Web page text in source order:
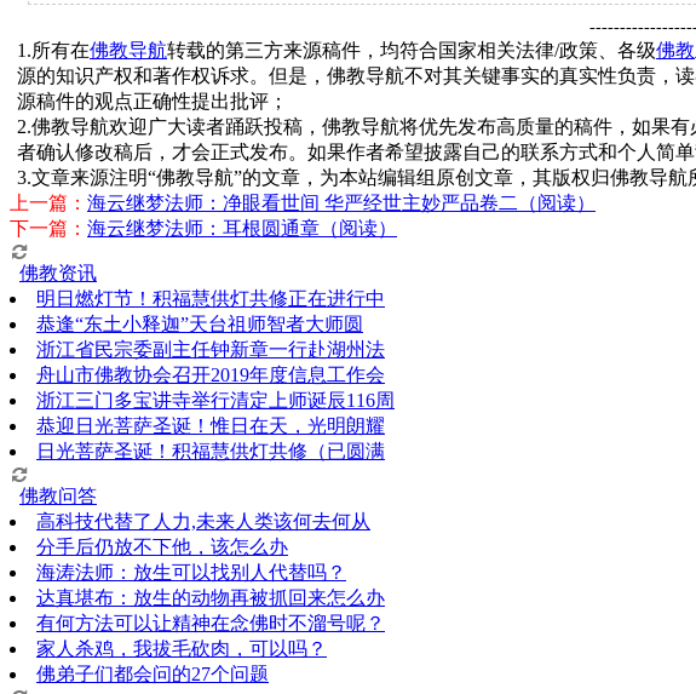
1.所有在佛教导航转载的第三方来源稿件，均符合国家相关法律/政策、各级佛教
源的知识产权和著作权诉求。但是，佛教导航不对其关键事实的真实性负责，
源稿件的观点正确性提出批评；
2.佛教导航欢迎广大读者踊跃投稿，佛教导航将优先发布高质量的稿件，如果
者确认修改稿后，才会正式发布。如果作者希望披露自己的联系方式和个人简
3.文章来源注明“佛教导航”的文章，为本站编辑组原创文章，其版权归佛教导
上一篇： 海云继梦法师：净眼看世间 华严经世主妙严品卷二（阅读）
下一篇： 海云继梦法师：耳根圆通章（阅读）
佛教资讯
明日燃灯节！积福慧供灯共修正在进行中
恭逢“东土小释迦”天台祖师智者大师圆
浙江省民宗委副主任钟新章一行赴湖州法
舟山市佛教协会召开2019年度信息工作会
浙江三门多宝讲寺举行清定上师诞辰116周
恭迎日光菩萨圣诞！惟日在天，光明朗耀
日光菩萨圣诞！积福慧供灯共修（已圆满
佛教问答
高科技代替了人力,未来人类该何去何从
分手后仍放不下他，该怎么办
海涛法师：放生可以找别人代替吗？
达真堪布：放生的动物再被抓回来怎么办
有何方法可以让精神在念佛时不溜号呢？
家人杀鸡，我拔毛砍肉，可以吗？
佛弟子们都会问的27个问题